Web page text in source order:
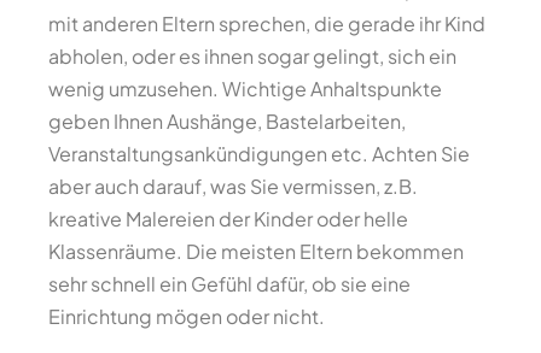
mit anderen Eltern sprechen, die gerade ihr Kind
abholen, oder es ihnen sogar gelingt, sich ein
wenig umzusehen. Wichtige Anhaltspunkte
geben Ihnen Aushänge, Bastelarbeiten,
Veranstaltungsankündigungen etc. Achten Sie
aber auch darauf, was Sie vermissen, z.B.
kreative Malereien der Kinder oder helle
Klassenräume. Die meisten Eltern bekommen
sehr schnell ein Gefühl dafür, ob sie eine
Einrichtung mögen oder nicht.